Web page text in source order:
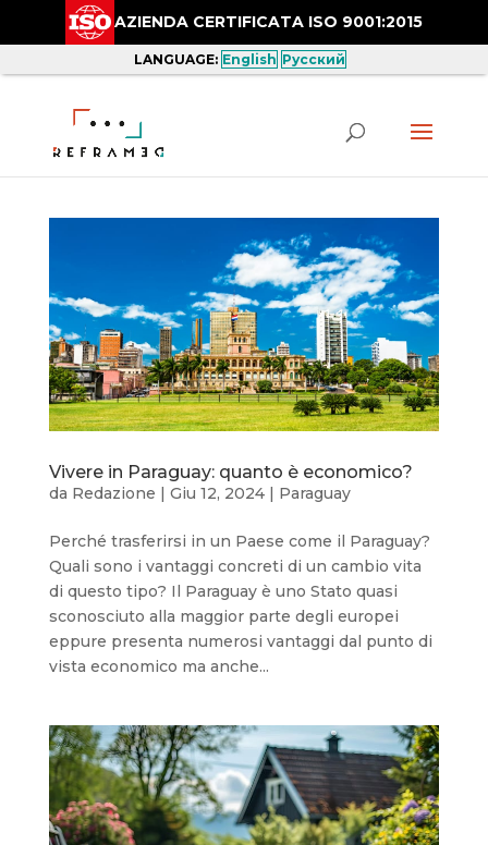
Vivere in Paraguay: quanto è economico?
da Redazione Giu 12, 2024| Paraguay
Perché trasferirsi in un Paese come il Paraguay?
Quali sono i vantaggi concreti di un cambio vita
di questo tipo? Il Paraguay è uno Stato quasi
sconosciuto alla maggior parte degli europei
eppure presenta numerosi vantaggi dal punto di
vista economico ma anche...
AZIENDA CERTIFICATA ISO 9001:2015
LANGUAGE: English Русский